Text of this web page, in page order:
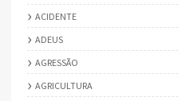
ACIDENTE
ADEUS
AGRESSÃO
AGRICULTURA